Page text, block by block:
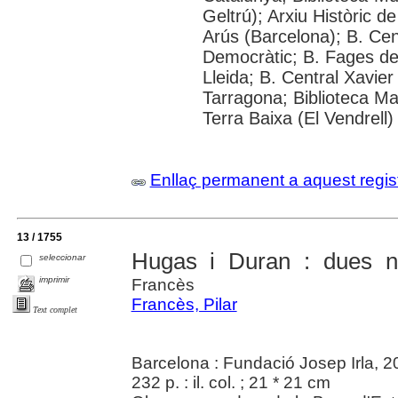
Geltrú); Arxiu Històric
Arús (Barcelona); B.
Democràtic; B. Fages
Lleida; B. Central
Tarragona; Biblioteca
Terra Baixa (El Vendrell)
Enllaç permanent a aquest
13 / 1755
seleccionar
imprimir
Text complet
Hugas i Duran : dues
Francès
Francès, Pilar
Barcelona : Fundació Josep Irla,
232 p. : il. col. ; 21 * 21 cm